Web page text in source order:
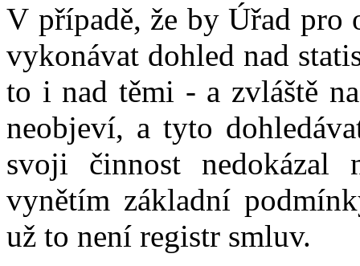
V případě, že by Úřad pro
vykonávat dohled nad
to i nad těmi - a zvláště
neobjeví, a tyto
svoji činnost nedokázal
vynětím základní
už to není registr smluv.